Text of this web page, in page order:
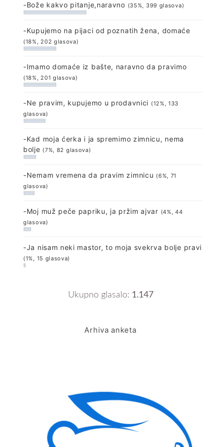
-Bože kakvo pitanje,naravno (35%, 399 glasova)
-Kupujemo na pijaci od poznatih žena, domaće
(18%, 202 glasova)
-Imamo domaće iz bašte, naravno da pravimo
(18%, 201 glasova)
-Ne pravim, kupujemo u prodavnici (12%, 133
glasova)
-Kad moja ćerka i ja spremimo zimnicu, nema
bolje (7%, 82 glasova)
-Nemam vremena da pravim zimnicu (6%, 71
glasova)
-Moj muž peče papriku, ja pržim ajvar (4%, 44
glasova)
-Ja nisam neki mastor, to moja svekrva bolje pravi
(1%, 15 glasova)
Ukupno glasalo: 1.147
Arhiva anketa